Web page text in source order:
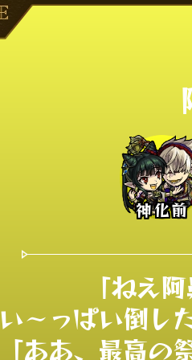
神化前
「ねえ
い〜っぱい倒し
「ああ、最高の